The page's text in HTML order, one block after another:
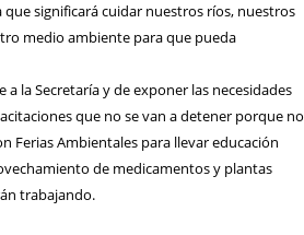
significará cuidar nuestros ríos, nuestros
medio ambiente para que pueda
la Secretaría y de exponer las necesidades
que no se van a detener porque no
Ferias Ambientales para llevar educación
de medicamentos y plantas
trabajando.